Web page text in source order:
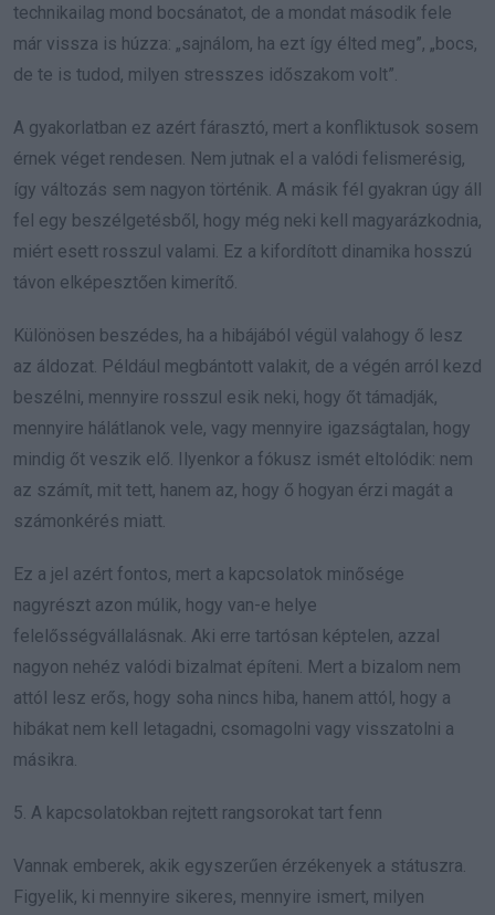
technikailag mond bocsánatot, de a mondat második fele
már vissza is húzza: „sajnálom, ha ezt így élted meg”, „bocs,
de te is tudod, milyen stresszes időszakom volt”.
A gyakorlatban ez azért fárasztó, mert a konfliktusok sosem
érnek véget rendesen. Nem jutnak el a valódi felismerésig,
így változás sem nagyon történik. A másik fél gyakran úgy áll
fel egy beszélgetésből, hogy még neki kell magyarázkodnia,
miért esett rosszul valami. Ez a kifordított dinamika hosszú
távon elképesztően kimerítő.
Különösen beszédes, ha a hibájából végül valahogy ő lesz
az áldozat. Például megbántott valakit, de a végén arról kezd
beszélni, mennyire rosszul esik neki, hogy őt támadják,
mennyire hálátlanok vele, vagy mennyire igazságtalan, hogy
mindig őt veszik elő. Ilyenkor a fókusz ismét eltolódik: nem
az számít, mit tett, hanem az, hogy ő hogyan érzi magát a
számonkérés miatt.
Ez a jel azért fontos, mert a kapcsolatok minősége
nagyrészt azon múlik, hogy van-e helye
felelősségvállalásnak. Aki erre tartósan képtelen, azzal
nagyon nehéz valódi bizalmat építeni. Mert a bizalom nem
attól lesz erős, hogy soha nincs hiba, hanem attól, hogy a
hibákat nem kell letagadni, csomagolni vagy visszatolni a
másikra.
5. A kapcsolatokban rejtett rangsorokat tart fenn
Vannak emberek, akik egyszerűen érzékenyek a státuszra.
Figyelik, ki mennyire sikeres, mennyire ismert, milyen